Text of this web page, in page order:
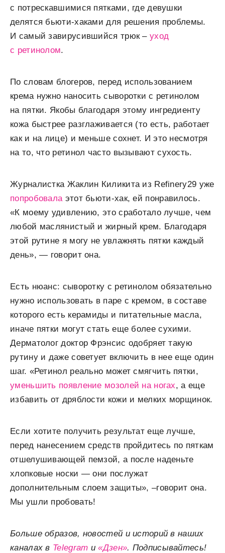
с потрескавшимися пятками, где девушки
делятся бьюти-хаками для решения проблемы.
И самый завирусившийся трюк –уход
с ретинолом.
По словам блогеров, перед использованием
крема нужно наносить сыворотки с ретинолом
на пятки. Якобы благодаря этому ингредиенту
кожа быстрее разглаживается (то есть, работает
как и на лице) и меньше сохнет. И это несмотря
на то, что ретинол часто вызывают сухость.
Журналистка Жаклин Киликита из Refinery29 уже
попробовала этот бьюти-хак, ей понравилось.
«К моему удивлению, это сработало лучше, чем
любой маслянистый и жирный крем. Благодаря
этой рутине я могу не увлажнять пятки каждый
день», — говорит она.
Есть нюанс: сыворотку с ретинолом обязательно
нужно использовать в паре с кремом, в составе
которого есть керамиды и питательные масла,
иначе пятки могут стать еще более сухими.
Дерматолог доктор Фрэнсис одобряет такую
рутину и даже советует включить в нее еще один
шаг. «Ретинол реально может смягчить пятки,
уменьшить появление мозолей на ногах, а еще
избавить от дряблости кожи и мелких морщинок.
Если хотите получить результат еще лучше,
перед нанесением средств пройдитесь по пяткам
отшелушивающей пемзой, а после наденьте
хлопковые носки — они послужат
дополнительным слоем защиты», –говорит она.
Мы ушли пробовать!
Больше образов, новостей и историй в наших
каналах в Telegram и«Дзен». Подписывайтесь!